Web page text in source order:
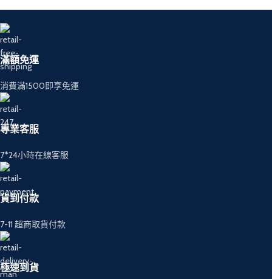
滿額免運
消費滿1500即享免運
專業客服
7*24小時在線客服
貨到付款
7-11 超商取貨付款
極速到貨